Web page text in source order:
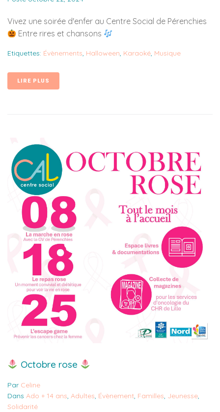
Vivez une soirée d'enfer au Centre Social de Pérenchies
Entre rires et chansons
Etiquettes: Évènements, Halloween, Karaoké, Musique
LIRE PLUS
Octobre rose
Par Celine
Dans Ado + 14 ans, Adultes, Évènement, Familles, Jeunesse,
Solidarité